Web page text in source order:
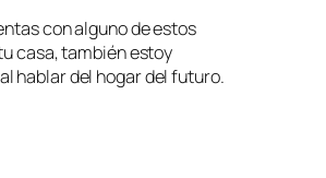
con alguno de estos
casa, también estoy
hablar del hogar del futuro.